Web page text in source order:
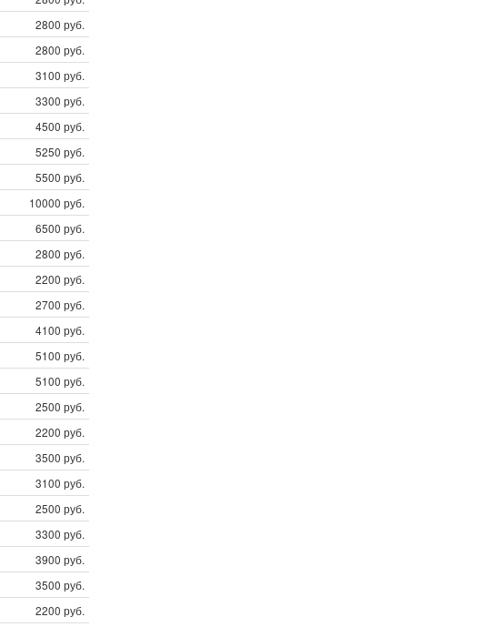
2800 руб.
2800 руб.
3100 руб.
3300 руб.
4500 руб.
5250 руб.
5500 руб.
10000 руб.
6500 руб.
2800 руб.
2200 руб.
2700 руб.
4100 руб.
5100 руб.
5100 руб.
2500 руб.
2200 руб.
3500 руб.
3100 руб.
2500 руб.
3300 руб.
3900 руб.
3500 руб.
2200 руб.